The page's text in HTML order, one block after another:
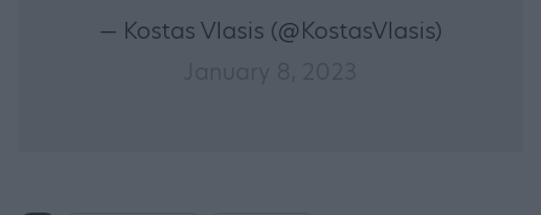
— Kostas Vlasis (@KostasVlasis)